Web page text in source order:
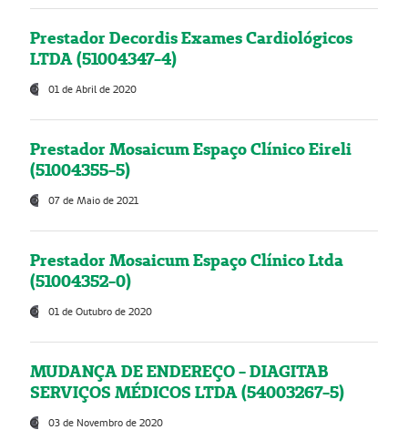
Prestador Decordis Exames Cardiológicos
LTDA (51004347-4)
01 de Abril de 2020
Prestador Mosaicum Espaço Clínico Eireli
(51004355-5)
07 de Maio de 2021
Prestador Mosaicum Espaço Clínico Ltda
(51004352-0)
01 de Outubro de 2020
MUDANÇA DE ENDEREÇO - DIAGITAB
SERVIÇOS MÉDICOS LTDA (54003267-5)
03 de Novembro de 2020